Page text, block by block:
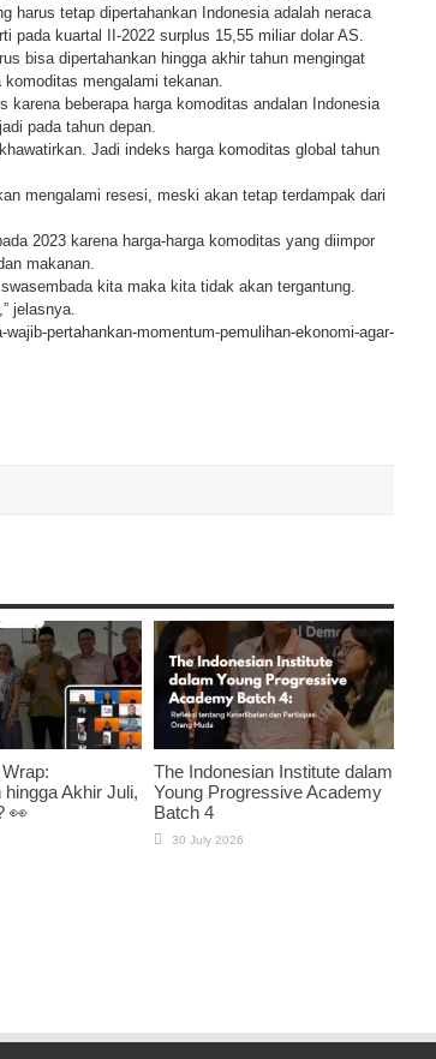
harus tetap dipertahankan Indonesia adalah neraca
pada kuartal II-2022 surplus 15,55 miliar dolar AS.
bisa dipertahankan hingga akhir tahun mengingat
mengalami tekanan.
karena beberapa harga komoditas andalan Indonesia
pada tahun depan.
Jadi indeks harga komoditas global tahun
mengalami resesi, meski akan tetap terdampak dari
2023 karena harga-harga komoditas yang diimpor
makanan.
kita maka kita tidak akan tergantung.
jelasnya.
pertahankan-momentum-pemulihan-ekonomi-agar-
hingga Akhir Juli,
👀
The Indonesian Institute dalam
Young Progressive Academy
Batch 4
30 July 2026